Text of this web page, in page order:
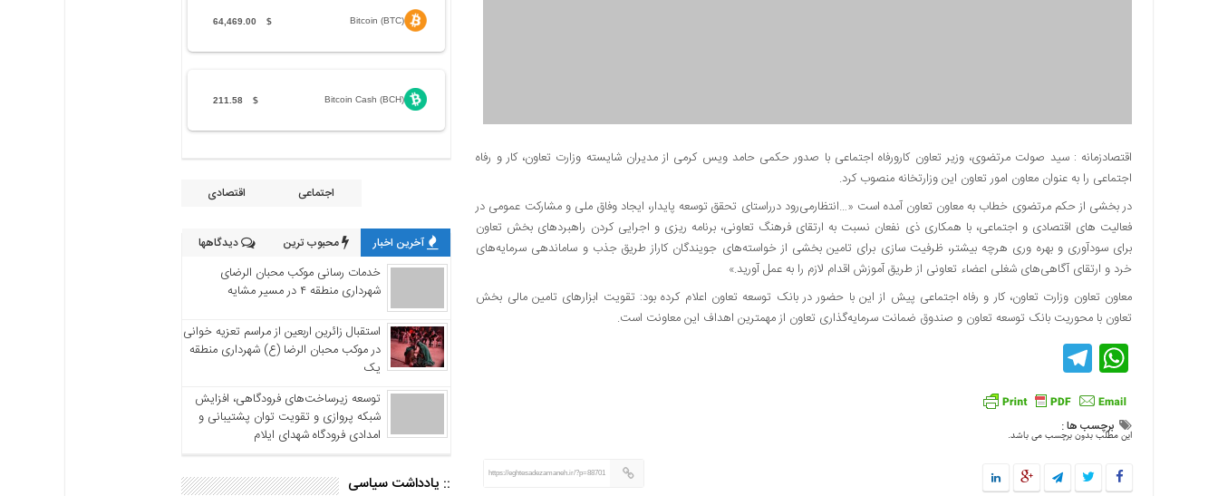
اقتصادزمانه : سید صولت مرتضوی، وزیر تعاون کارورفاه اجتماعی با صدور حکمی حامد ویس کرمی از مدیران شایسته وزارت تعاون، کار و رفاه
اجتماعی را به عنوان معاون امور تعاون این وزارتخانه منصوب کرد.
در بخشی از حکم مرتضوی خطاب به معاون تعاون آمده است «…انتظارمی‌رود درراستای تحقق توسعه پایدار، ایجاد وفاق ملی و مشارکت عمومی در
فعالیت های اقتصادی و اجتماعی، با همکاری ذی نفعان نسبت به ارتقای فرهنگ تعاونی، برنامه ریزی و اجرایی کردن راهبردهای بخش تعاون
برای سودآوری و بهره‌ وری هرچه بیشتر، ظرفیت سازی برای تامین بخشی از خواسته‌های جویندگان کاراز طریق جذب و ساماندهی سرمایه‌های
خرد و ارتقای آگاهی‌های شغلی اعضاء تعاونی از طریق آموزش اقدام لازم را به عمل آورید.»
معاون تعاون وزارت تعاون، کار و رفاه اجتماعی پیش از این با حضور در بانک توسعه تعاون اعلام کرده بود: تقویت ابزارهای تامین مالی بخش
تعاون با محوریت بانک توسعه تعاون و صندوق ضمانت سرمایه‌گذاری تعاون از مهمترین اهداف این معاونت است.
WhatsApp
Telegram
برچسب ها :
این مطلب بدون برچسب می باشد.
https://eghtesadezamaneh.ir/?p=88701
Bitcoin (BTC)
$
64,469.00
Bitcoin Cash (BCH)
$
211.58
اجتماعی اقتصادی
آخرین اخبار محبوب ترین دیدگاهها
خدمات رسانی موکب محبان الرضای
شهرداری منطقه ۴ در مسیر مشایه
استقبال زائرین اربعین از مراسم تعزیه خوانی
در موکب محبان الرضا (ع) شهرداری منطقه
یک
توسعه زیرساخت‌های فرودگاهی، افزایش
شبکه پروازی و تقویت توان پشتیبانی و
امدادی فرودگاه شهدای ایلام
:: یادداشت سیاسی